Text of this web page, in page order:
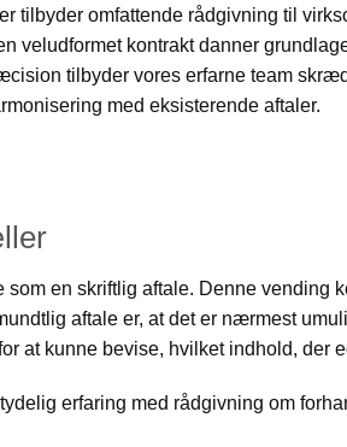
tilbyder omfattende rådgivning til
veludformet kontrakt danner
tilbyder vores erfarne team
med eksisterende aftaler.
en skriftlig aftale. Denne vending
aftale er, at det er nærmest
at kunne bevise, hvilket indhold,
erfaring med rådgivning om